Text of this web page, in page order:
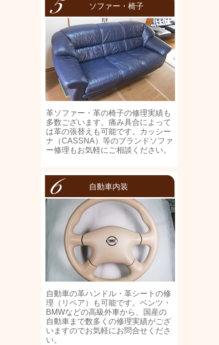
ソファー・椅子
革ソファー・革の椅子の修理実績も
多数ございます。痛み具合によって
は革の張替えも可能です。カッシー
ナ（CASSNA）等のブランドソファ
ー修理もお気軽にご相談ください。
自動車内装
自動車の革ハンドル・革シートの修
理（リペア）も可能です。ベンツ・
BMWなどの高級外車から、国産の
自動車まで数多くの修理実績がござ
いますのでお気軽にお問合せくださ
い。